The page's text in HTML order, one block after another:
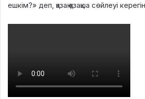
ешкім?» деп, қазақ қазақша сөйлеуі